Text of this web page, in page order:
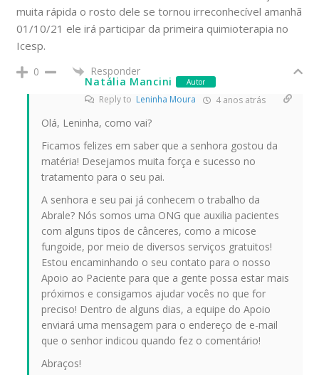
muita rápida o rosto dele se tornou irreconhecível amanhã
01/10/21 ele irá participar da primeira quimioterapia no
Icesp.
0
Responder
Natália Mancini
Autor
Reply to Leninha Moura 4 anos atrás
Olá, Leninha, como vai?
Ficamos felizes em saber que a senhora gostou da
matéria! Desejamos muita força e sucesso no
tratamento para o seu pai.
A senhora e seu pai já conhecem o trabalho da
Abrale? Nós somos uma ONG que auxilia pacientes
com alguns tipos de cânceres, como a micose
fungoide, por meio de diversos serviços gratuitos!
Estou encaminhando o seu contato para o nosso
Apoio ao Paciente para que a gente possa estar mais
próximos e consigamos ajudar vocês no que for
preciso! Dentro de alguns dias, a equipe do Apoio
enviará uma mensagem para o endereço de e-mail
que o senhor indicou quando fez o comentário!
Abraços!